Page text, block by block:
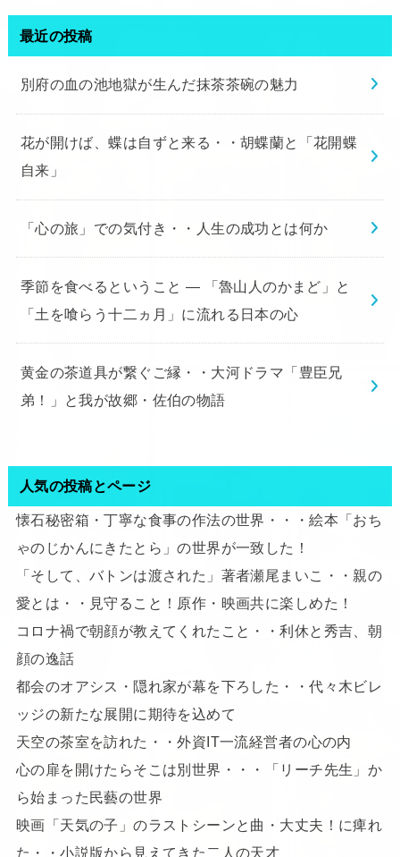
最近の投稿
別府の血の池地獄が生んだ抹茶茶碗の魅力
花が開けば、蝶は自ずと来る・・胡蝶蘭と「花開蝶
自来」
「心の旅」での気付き・・人生の成功とは何か
季節を食べるということ ― 「魯山人のかまど」と
「土を喰らう十二ヵ月」に流れる日本の心
黄金の茶道具が繋ぐご縁・・大河ドラマ「豊臣兄
弟！」と我が故郷・佐伯の物語
人気の投稿とページ
懐石秘密箱・丁寧な食事の作法の世界・・・絵本「おち
ゃのじかんにきたとら」の世界が一致した！
「そして、バトンは渡された」著者瀬尾まいこ・・親の
愛とは・・見守ること！原作・映画共に楽しめた！
コロナ禍で朝顔が教えてくれたこと・・利休と秀吉、朝
顔の逸話
都会のオアシス・隠れ家が幕を下ろした・・代々木ビレ
ッジの新たな展開に期待を込めて
天空の茶室を訪れた・・外資IT一流経営者の心の内
心の扉を開けたらそこは別世界・・・「リーチ先生」か
ら始まった民藝の世界
映画「天気の子」のラストシーンと曲・大丈夫！に痺れ
た・・小説版から見えてきた二人の天才